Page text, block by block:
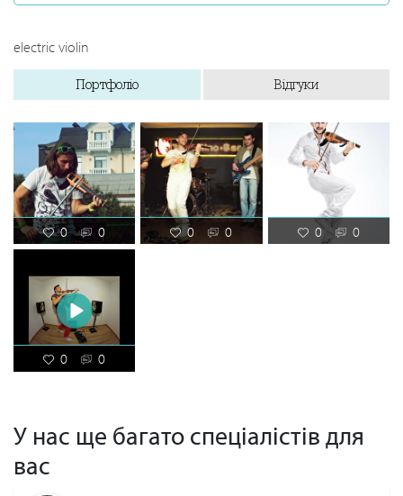
electric violin
Портфоліо Відгуки
0 0 0 0 0 0
0 0
У нас ще багато спеціалістів для
вас